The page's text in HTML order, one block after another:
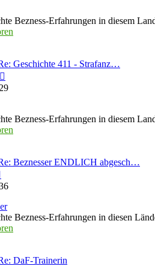
Bezness-Erfahrungen in diesem
Geschichte 411 - Strafanz…
Beitrag
Bezness-Erfahrungen in diesem
Beznesser ENDLICH abgesch…
Beitrag
Bezness-Erfahrungen in diesen
DaF-Trainerin